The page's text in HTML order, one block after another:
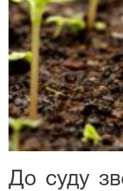
До суду